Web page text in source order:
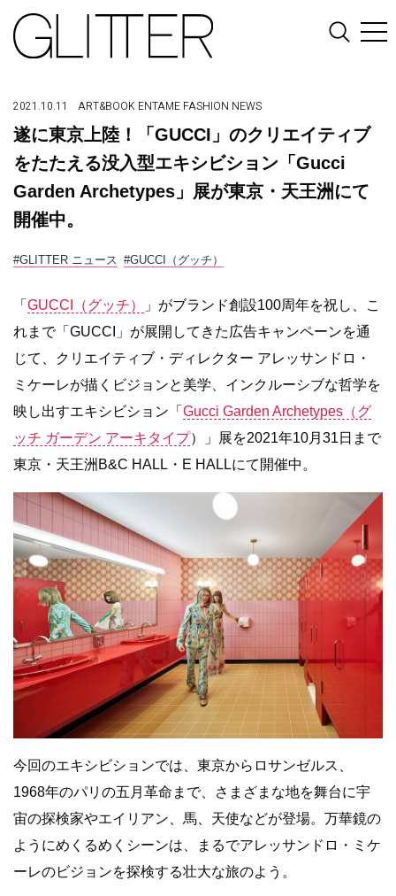
2021.10.11 ART&BOOK ENTAME FASHION NEWS
遂に東京上陸！「GUCCI」のクリエイティブ
をたたえる没入型エキシビション「Gucci
Garden Archetypes」展が東京・天王洲にて
開催中。
#GLITTER ニュース #GUCCI（グッチ）
「 GUCCI（グッチ）
」がブランド創設100周年を祝し、こ
れまで「GUCCI」が展開してきた広告キャンペーンを通
じて、クリエイティブ・ディレクター アレッサンドロ・
ミケーレが描くビジョンと美学、インクルーシブな哲学を
映し出すエキシビション「 Gucci Garden Archetypes（グ
ッチ ガーデン アーキタイプ）」展を2021年10月31日まで
東京・天王洲B&C HALL・E HALLにて開催中。
今回のエキシビションでは、東京からロサンゼルス、
1968年のパリの五月革命まで、さまざまな地を舞台に宇
宙の探検家やエイリアン、馬、天使などが登場。万華鏡の
ようにめくるめくシーンは、まるでアレッサンドロ・ミケ
ーレのビジョンを探検する壮大な旅のよう。